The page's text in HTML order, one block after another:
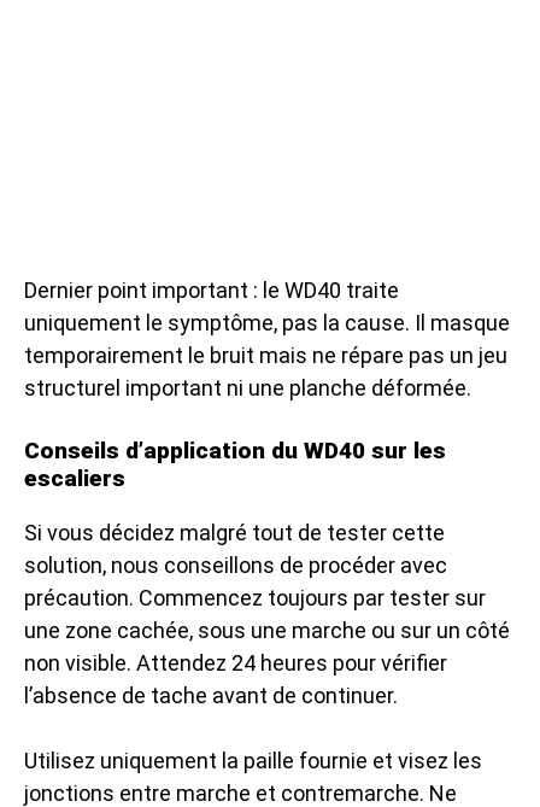
Dernier point important : le WD40 traite
uniquement le symptôme, pas la cause. Il masque
temporairement le bruit mais ne répare pas un jeu
structurel important ni une planche déformée.
Conseils d’application du WD40 sur les
escaliers
Si vous décidez malgré tout de tester cette
solution, nous conseillons de procéder avec
précaution. Commencez toujours par tester sur
une zone cachée, sous une marche ou sur un côté
non visible. Attendez 24 heures pour vérifier
l’absence de tache avant de continuer.
Utilisez uniquement la paille fournie et visez les
jonctions entre marche et contremarche. Ne